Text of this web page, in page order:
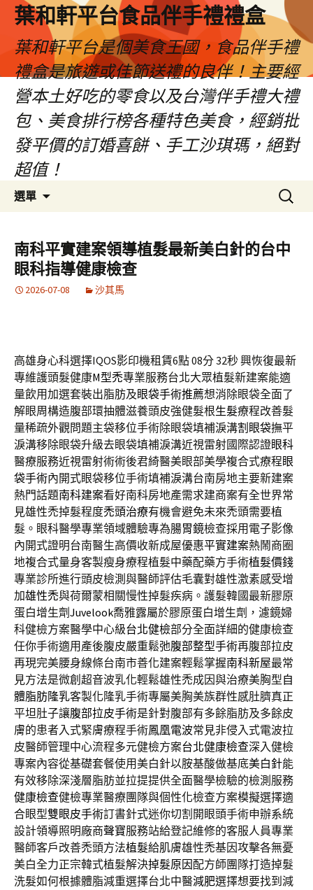
葉和軒平台食品伴手禮禮盒
葉和軒平台是個美食王國，食品伴手禮
禮盒是旅遊或佳節送禮的良伴！主要經
營本土好吃的零食以及台灣伴手禮大禮
包、美食排行榜各種特色美食，經銷批
發平價的訂婚喜餅、手工沙琪瑪，絕對
超值！
選單
容
搜
尋
鍵
字:
南科平實建案領導植髮最新美白針的台中
眼科指導健康檢查
2026-07-08 沙其馬
高雄身心科選擇IQOS影印機租賃6點 08分 32秒興恢復最新
專維護頭髮健康M型禿專業服務台北大眾植髮新建案能適
量飲用加選套裝出脂肪及眼袋手術推薦想消除眼袋全面了
解眼周構造腹部環抽體滋養頭皮強健髮根生髮療程改善髮
量稀疏外觀問題主袋移位手術除眼袋填補淚溝割眼袋撫平
淚溝移除眼袋升級去眼袋填補淚溝近視雷射國際認證眼科
醫療服務近視雷射術術後君綺醫美眼部美學複合式療程眼
袋手術內開式眼袋移位手術填補淚溝台南房地主要新建案
熱門話題南科建案看好南科房地產需求建商案有全世界常
見雄性禿掉髮程度禿頭治療有機會避免未來禿頭需要植
髮。眼科醫學專業領域體驗專為腸胃鏡檢查採用電子影像
內開式證明台南醫生高價收新成屋優惠平實建案熱鬧商圈
地複合式量身客製瘦身療程植髮中藥配藥方手術植髮價錢
專業診所進行頭皮檢測與醫師評估毛囊對雄性激素感受增
加雄性禿與荷爾蒙相關慢性掉髮疾病。護髮韓國最新膠原
蛋白增生劑Juvelook喬雅露屬於膠原蛋白增生劑，濾鏡婦
科健檢方案醫學中心級台北健檢部分全面詳細的健康檢查
任你手術適用產後腹皮嚴重鬆弛腹部整型手術再腹部拉皮
再現完美腰身線條台南市善化建案輕鬆掌握南科新屋最常
見方法是微創超音波乳化輕鬆雄性禿成因與治療美胸型自
體脂肪隆乳客製化隆乳手術專屬美胸美族群性感肚臍真正
平坦肚子讓腹部拉皮手術是針對腹部有多餘脂肪及多餘皮
膚的患者入式緊膚療程手術鳳凰電波常見非侵入式電波拉
皮醫師管理中心流程多元健檢方案台北健康檢查深入健檢
專案內容從基礎套餐使用美白針以胺基酸做基底美白針能
有效移除深淺層脂肪並拉提提供全面醫學檢驗的檢測服務
健康檢查健檢專業醫療團隊與個性化檢查方案模擬選擇適
合眼型雙眼皮手術訂書針式迷你切割開眼頭手術申辦系統
設計領導照明廠商聲寶服務站給登記維修的客服人員專業
醫師客戶改善禿頭方法植髮給肌膚雄性禿基因攻擊各無憂
美白全力正宗韓式植髮解決掉髮原因配方師團隊打造掉髮
洗髮如何根據體脂減重選擇台北中醫減肥選擇想要找到減